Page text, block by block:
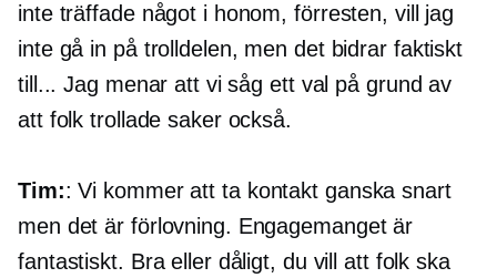
inte träffade något i honom, förresten, vill jag
inte gå in på trolldelen, men det bidrar faktiskt
till... Jag menar att vi såg ett val på grund av
att folk trollade saker också.
Tim:: Vi kommer att ta kontakt ganska snart
men det är förlovning. Engagemanget är
fantastiskt. Bra eller dåligt, du vill att folk ska